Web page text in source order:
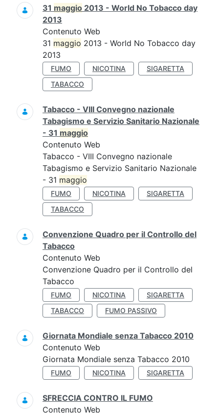
31 maggio 2013 - World No Tobacco day
2013
Contenuto Web
31 maggio 2013 - World No Tobacco day
2013
FUMO NICOTINA
SIGARETTA
TABACCO
Tabacco - VIII Convegno nazionale
Tabagismo e Servizio Sanitario Nazionale
- 31 maggio
Contenuto Web
Tabacco - VIII Convegno nazionale
Tabagismo e Servizio Sanitario Nazionale
- 31 maggio
FUMO NICOTINA
SIGARETTA
TABACCO
Convenzione Quadro per il Controllo del
Tabacco
Contenuto Web
Convenzione Quadro per il Controllo del
Tabacco
FUMO NICOTINA
SIGARETTA
TABACCO
FUMO PASSIVO
Giornata Mondiale senza Tabacco 2010
Contenuto Web
Giornata Mondiale senza Tabacco 2010
FUMO NICOTINA SIGARETTA
SFRECCIA CONTRO IL FUMO
Contenuto Web